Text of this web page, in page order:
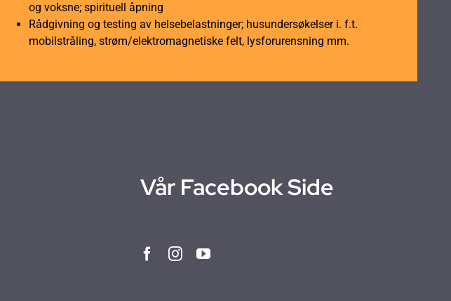
og voksne; spirituell åpning
Rådgivning og testing av helsebelastninger; husundersøkelser i. f.t.
mobilstråling, strøm/elektromagnetiske felt, lysforurensning mm.
Vår Facebook Side